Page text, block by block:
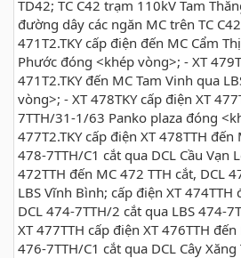
TD42; TC C42 trạm 110kV Tam
đường dây các ngăn MC trên TC
471T2.TKY cấp điện đến MC Cẩm
Phước đóng <khép vòng>; - XT
471T2.TKY đến MC Tam Vinh qua
vòng>; - XT 478TKY cấp điện XT
7TTH/31-1/63 Panko plaza đóng
477T2.TKY cấp điện XT 478TTH đến
478-7TTH/C1 cắt qua DCL Cầu Vạn
472TTH đến MC 472 TTH cắt, DCL
LBS Vĩnh Bình; cấp điện XT 474TTH
DCL 474-7TTH/2 cắt qua LBS 474-
XT 477TTH cấp điện XT 476TTH
476-7TTH/C1 cắt qua DCL Cây